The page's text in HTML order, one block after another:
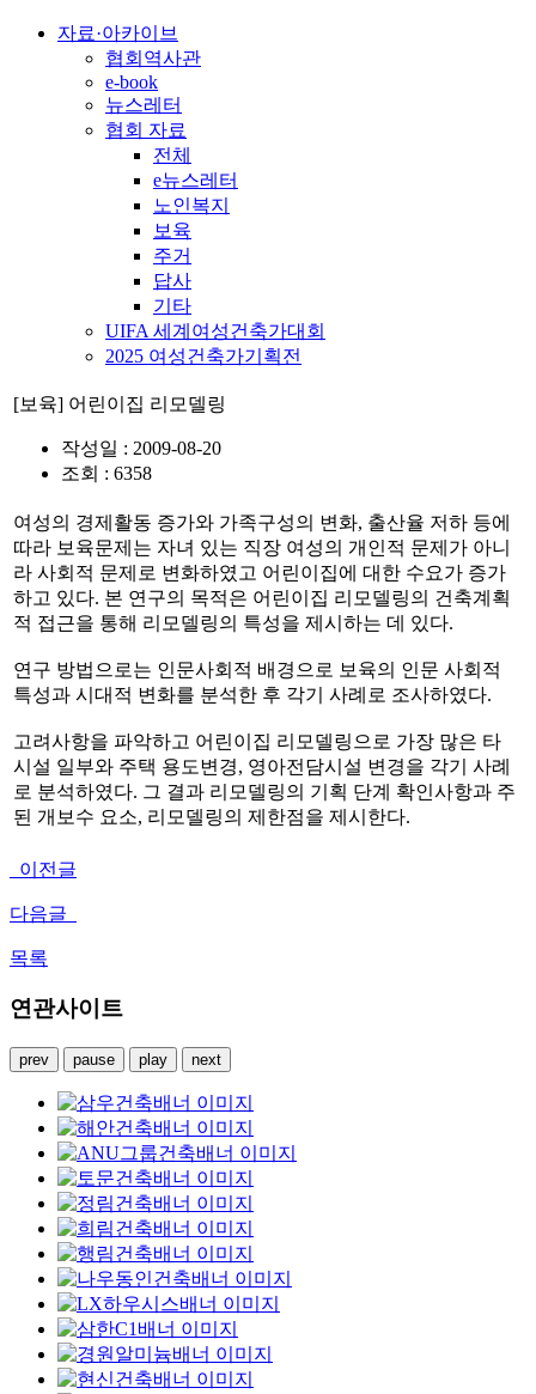
자료·아카이브
협회역사관
e-book
뉴스레터
협회 자료
전체
e뉴스레터
노인복지
보육
주거
답사
기타
UIFA 세계여성건축가대회
2025 여성건축가기획전
[보육] 어린이집 리모델링
작성일 : 2009-08-20
조회 : 6358
여성의 경제활동 증가와 가족구성의 변화, 출산율 저하 등에
따라 보육문제는 자녀 있는 직장 여성의 개인적 문제가 아니
라 사회적 문제로 변화하였고 어린이집에 대한 수요가 증가
하고 있다. 본 연구의 목적은 어린이집 리모델링의 건축계획
적 접근을 통해 리모델링의 특성을 제시하는 데 있다.
연구 방법으로는 인문사회적 배경으로 보육의 인문 사회적
특성과 시대적 변화를 분석한 후 각기 사례로 조사하였다.
고려사항을 파악하고 어린이집 리모델링으로 가장 많은 타
시설 일부와 주택 용도변경, 영아전담시설 변경을 각기 사례
로 분석하였다. 그 결과 리모델링의 기획 단계 확인사항과 주
된 개보수 요소, 리모델링의 제한점을 제시한다.
이전글
다음글
목록
연관사이트
prev pause play next